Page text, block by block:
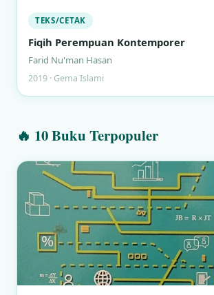
TEKS/CETAK
Fiqih Perempuan Kontemporer
Farid Nu'man Hasan
2019 · Gema Islami
🔥 10 Buku Terpopuler